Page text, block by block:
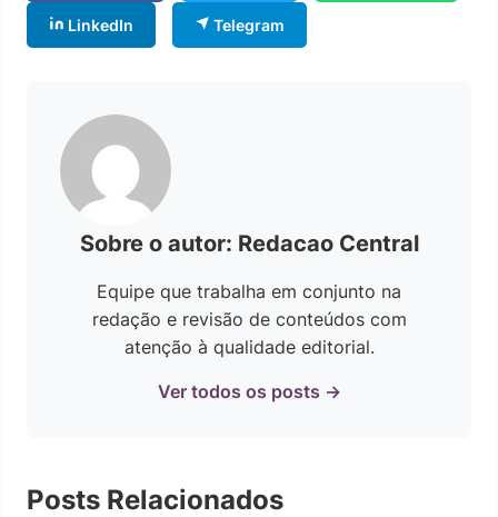
LinkedIn Telegram
Sobre o autor: Redacao Central
Equipe que trabalha em conjunto na
redação e revisão de conteúdos com
atenção à qualidade editorial.
Ver todos os posts →
Posts Relacionados